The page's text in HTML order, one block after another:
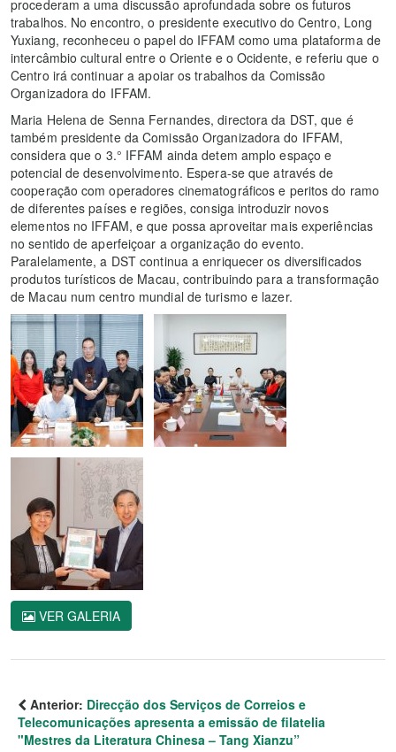
procederam a uma discussão aprofundada sobre os futuros
trabalhos. No encontro, o presidente executivo do Centro, Long
Yuxiang, reconheceu o papel do IFFAM como uma plataforma de
intercâmbio cultural entre o Oriente e o Ocidente, e referiu que o
Centro irá continuar a apoiar os trabalhos da Comissão
Organizadora do IFFAM.
Maria Helena de Senna Fernandes, directora da DST, que é
também presidente da Comissão Organizadora do IFFAM,
considera que o 3.° IFFAM ainda detem amplo espaço e
potencial de desenvolvimento. Espera-se que através de
cooperação com operadores cinematográficos e peritos do ramo
de diferentes países e regiões, consiga introduzir novos
elementos no IFFAM, e que possa aproveitar mais experiências
no sentido de aperfeiçoar a organização do evento.
Paralelamente, a DST continua a enriquecer os diversificados
produtos turísticos de Macau, contribuindo para a transformação
de Macau num centro mundial de turismo e lazer.
VER GALERIA
Anterior: Direcção dos Serviços de Correios e
Telecomunicações apresenta a emissão de filatelia
"Mestres da Literatura Chinesa – Tang Xianzu”